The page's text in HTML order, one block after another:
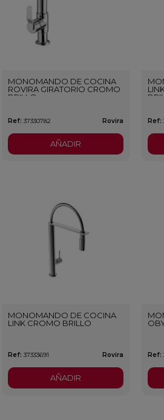
MONOMANDO DE COCINA
ROVIRA GIRATORIO CROMO
BRILLO
Ref: 37330782 Rovira
AÑADIR
Ref:
MONOMANDO DE COCINA
LINK CROMO BRILLO
Ref: 37333691 Rovira
AÑADIR
Ref: